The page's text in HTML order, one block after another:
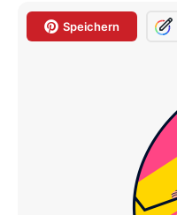
Speichern